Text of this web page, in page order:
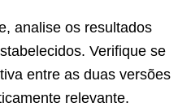
analise os resultados
Verifique se
entre as duas versões
relevante.